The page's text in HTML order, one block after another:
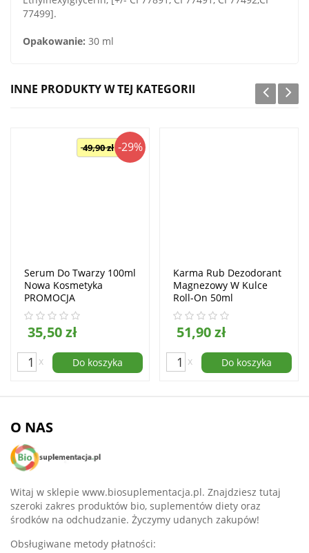
77499].
Opakowanie: 30 ml
INNE PRODUKTY W TEJ KATEGORII
-29%
Serum Do Twarzy 100ml
Nowa Kosmetyka
PROMOCJA
35,50 zł
49,90 zł
x Do koszyka
Karma Rub Dezodorant
Magnezowy W Kulce
Roll-On 50ml
51,90 zł
x Do koszyka
O NAS
Witaj w sklepie www.biosuplementacja.pl. Znajdziesz tutaj
szeroki zakres produktów bio, suplementów diety oraz
środków na odchudzanie. Życzymy udanych zakupów!
Obsługiwane metody płatności: